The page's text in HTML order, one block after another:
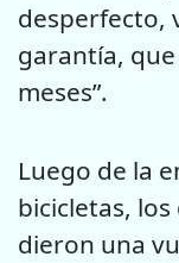
desperfecto,
garantía,
meses”.
Luego de la
bicicletas,
dieron una